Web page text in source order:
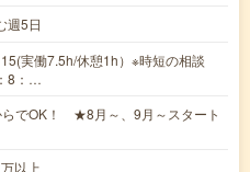
週5日
実働7.5h/休憩1h）※時短の相談
8：…
らでOK！ ★8月～、9月～スタート
以上